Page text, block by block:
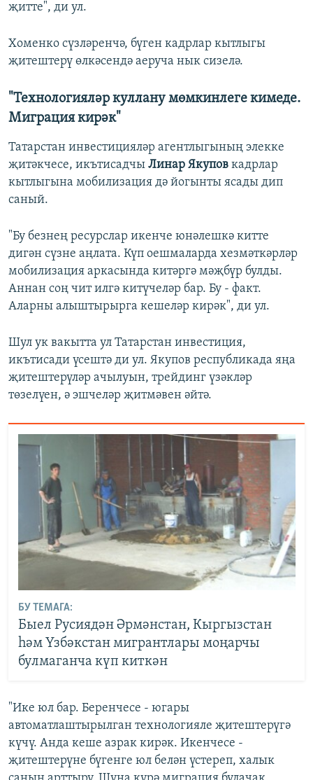
җитте", ди ул.
Хоменко сүзләренчә, бүген кадрлар кытлыгы
җитештерү өлкәсендә аеруча нык сизелә.
"Технологияләр куллану мөмкинлеге кимеде.
Миграция кирәк"
Татарстан инвестицияләр агентлыгының элекке
җитәкчесе, икътисадчы Линар Якупов кадрлар
кытлыгына мобилизация дә йогынты ясады дип
саный.
"Бу безнең ресурслар икенче юнәлешкә китте
дигән сүзне аңлата. Күп оешмаларда хезмәткәрләр
мобилизация аркасында китәргә мәҗбүр булды.
Аннан соң чит илгә китүчеләр бар. Бу - факт.
Аларны алыштырырга кешеләр кирәк", ди ул.
Шул ук вакытта ул Татарстан инвестиция,
икътисади үсештә ди ул. Якупов республикада яңа
җитештерүләр ачылуын, трейдинг үзәкләр
төзелүен, ә эшчеләр җитмәвен әйтә.
БУ ТЕМАГА:
Быел Русиядән Әрмәнстан, Кыргызстан
һәм Үзбәкстан мигрантлары моңарчы
булмаганча күп киткән
"Ике юл бар. Беренчесе - югары
автоматлаштырылган технологияле җитештерүгә
күчү. Анда кеше азрак кирәк. Икенчесе -
җитештерүне бүгенге юл белән үстереп, халык